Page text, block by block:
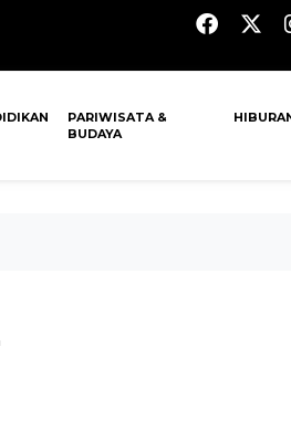
PARIWISATA &
BUDAYA